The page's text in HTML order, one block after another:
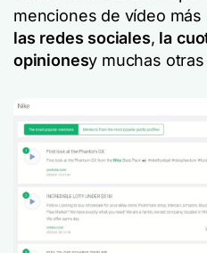
menciones de vídeo más
las redes sociales, la
opinionesy muchas